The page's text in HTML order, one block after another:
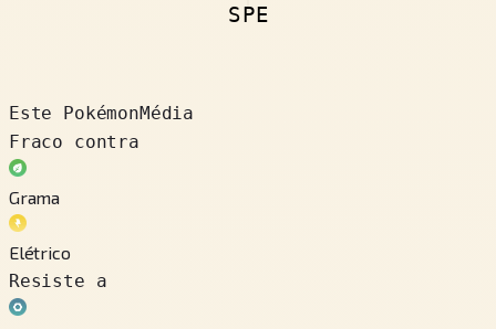
SPE
Este PokémonMédia
Fraco contra
Grama
Elétrico
Resiste a